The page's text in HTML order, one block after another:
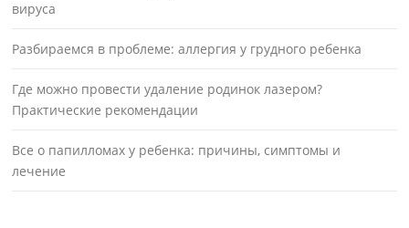
вируса
Разбираемся в проблеме: аллергия у грудного ребенка
Где можно провести удаление родинок лазером?
Практические рекомендации
Все о папилломах у ребенка: причины, симптомы и
лечение